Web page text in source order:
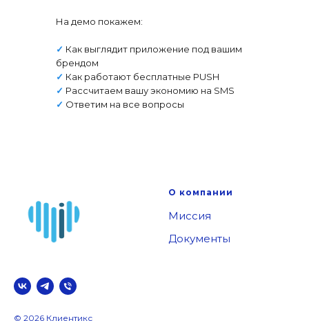
На демо покажем:
✓ Как выглядит приложение под вашим
брендом
✓ Как работают бесплатные PUSH
✓ Рассчитаем вашу экономию на SMS
✓ Ответим на все вопросы
© 2026 Клиентикс
О компании
Миссия
Документы